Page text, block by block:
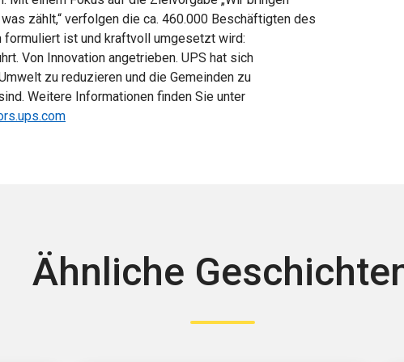
zählt,“ verfolgen die ca. 460.000 Beschäftigten des
formuliert ist und kraftvoll umgesetzt wird:
Von Innovation angetrieben. UPS hat sich
zu reduzieren und die Gemeinden zu
Weitere Informationen finden Sie unter
Ähnliche